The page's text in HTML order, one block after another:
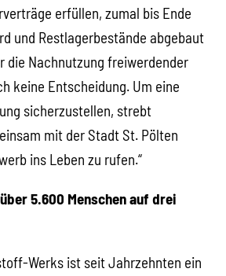
erfüllen, zumal bis Ende
und Restlagerbestände abgebaut
die Nachnutzung freiwerdender
keine Entscheidung. Um eine
sicherzustellen, strebt
mit der Stadt St. Pölten
ins Leben zu rufen.“
5.600 Menschen auf drei
Werks ist seit Jahrzehnten ein